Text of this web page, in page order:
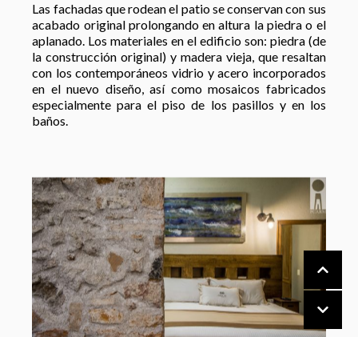
Las fachadas que rodean el patio se conservan con sus
acabado original prolongando en altura la piedra o el
aplanado. Los materiales en el edificio son: piedra (de
la construcción original) y madera vieja, que resaltan
con los contemporáneos vidrio y acero incorporados
en el nuevo diseño, así como mosaicos fabricados
especialmente para el piso de los pasillos y en los
baños.